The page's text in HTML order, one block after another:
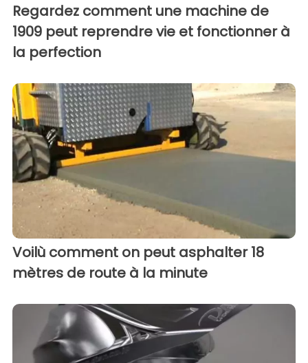
Regardez comment une machine de
1909 peut reprendre vie et fonctionner à
la perfection
Voilù comment on peut asphalter 18
mètres de route à la minute